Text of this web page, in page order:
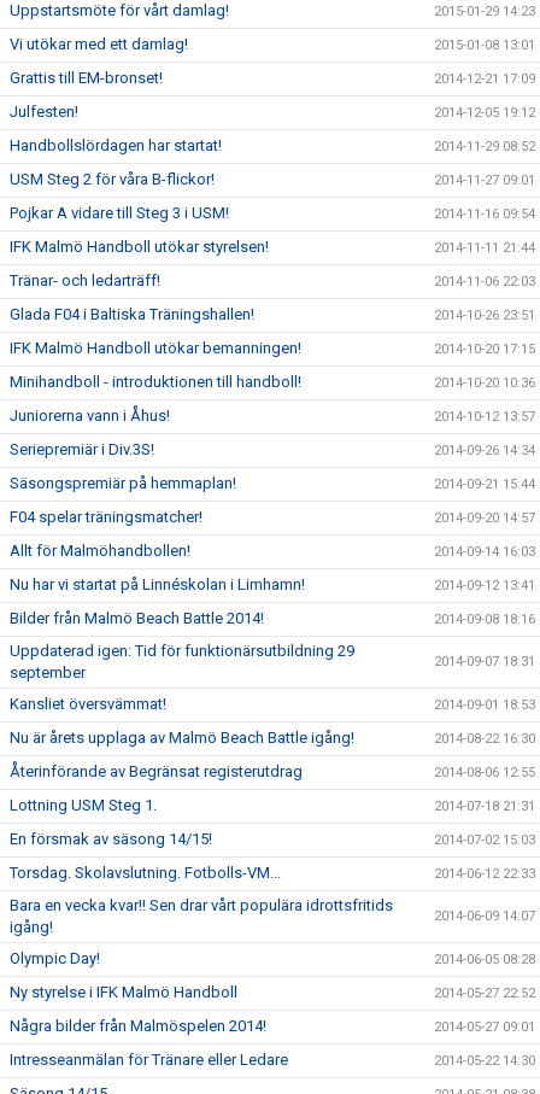
Uppstartsmöte för vårt damlag! 2015-01-29 14:23
Vi utökar med ett damlag! 2015-01-08 13:01
Grattis till EM-bronset! 2014-12-21 17:09
Julfesten! 2014-12-05 19:12
Handbollslördagen har startat! 2014-11-29 08:52
USM Steg 2 för våra B-flickor! 2014-11-27 09:01
Pojkar A vidare till Steg 3 i USM! 2014-11-16 09:54
IFK Malmö Handboll utökar styrelsen! 2014-11-11 21:44
Tränar- och ledarträff! 2014-11-06 22:03
Glada F04 i Baltiska Träningshallen! 2014-10-26 23:51
IFK Malmö Handboll utökar bemanningen! 2014-10-20 17:15
Minihandboll - introduktionen till handboll! 2014-10-20 10:36
Juniorerna vann i Åhus! 2014-10-12 13:57
Seriepremiär i Div.3S! 2014-09-26 14:34
Säsongspremiär på hemmaplan! 2014-09-21 15:44
F04 spelar träningsmatcher! 2014-09-20 14:57
Allt för Malmöhandbollen! 2014-09-14 16:03
Nu har vi startat på Linnéskolan i Limhamn! 2014-09-12 13:41
Bilder från Malmö Beach Battle 2014! 2014-09-08 18:16
Uppdaterad igen: Tid för funktionärsutbildning 29
september
2014-09-07 18:31
Kansliet översvämmat! 2014-09-01 18:53
Nu är årets upplaga av Malmö Beach Battle igång! 2014-08-22 16:30
Återinförande av Begränsat registerutdrag 2014-08-06 12:55
Lottning USM Steg 1. 2014-07-18 21:31
En försmak av säsong 14/15! 2014-07-02 15:03
Torsdag. Skolavslutning. Fotbolls-VM... 2014-06-12 22:33
Bara en vecka kvar!! Sen drar vårt populära idrottsfritids
igång!
2014-06-09 14:07
Olympic Day! 2014-06-05 08:28
Ny styrelse i IFK Malmö Handboll 2014-05-27 22:52
Några bilder från Malmöspelen 2014! 2014-05-27 09:01
Intresseanmälan för Tränare eller Ledare 2014-05-22 14:30